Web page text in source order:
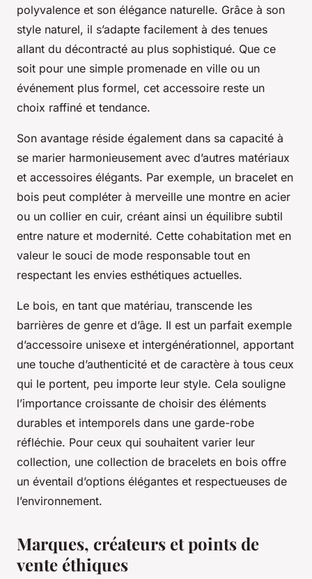
polyvalence et son élégance naturelle. Grâce à son
style naturel, il s’adapte facilement à des tenues
allant du décontracté au plus sophistiqué. Que ce
soit pour une simple promenade en ville ou un
événement plus formel, cet accessoire reste un
choix raffiné et tendance.
Son avantage réside également dans sa capacité à
se marier harmonieusement avec d’autres matériaux
et accessoires élégants. Par exemple, un bracelet en
bois peut compléter à merveille une montre en acier
ou un collier en cuir, créant ainsi un équilibre subtil
entre nature et modernité. Cette cohabitation met en
valeur le souci de mode responsable tout en
respectant les envies esthétiques actuelles.
Le bois, en tant que matériau, transcende les
barrières de genre et d’âge. Il est un parfait exemple
d’accessoire unisexe et intergénérationnel, apportant
une touche d’authenticité et de caractère à tous ceux
qui le portent, peu importe leur style. Cela souligne
l’importance croissante de choisir des éléments
durables et intemporels dans une garde-robe
réfléchie. Pour ceux qui souhaitent varier leur
collection, une collection de bracelets en bois offre
un éventail d’options élégantes et respectueuses de
l’environnement.
Marques, créateurs et points de
vente éthiques